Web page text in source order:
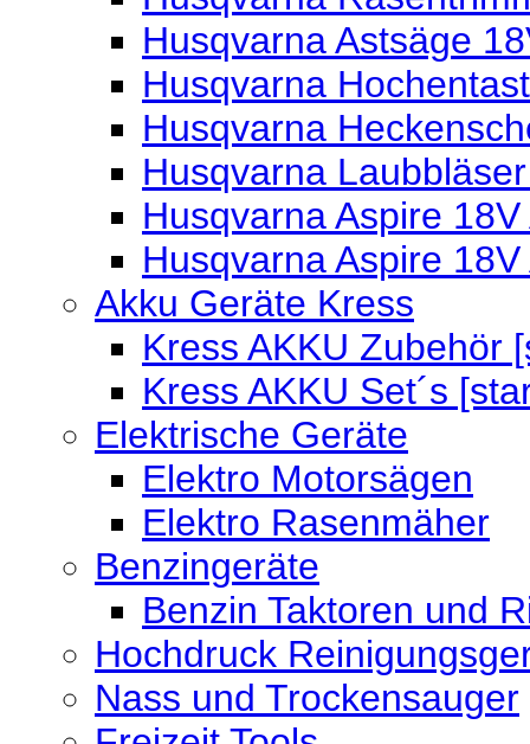
Husqvarna Astsäge
Husqvarna
Husqvarna
Husqvarna
Husqvarna Aspire
Husqvarna Aspire
Akku Geräte Kress
Kress AKKU Zubehör
Kress AKKU Set´s
Elektrische Geräte
Elektro Motorsägen
Elektro Rasenmäher
Benzingeräte
Benzin Taktoren und
Hochdruck
Nass und Trockensauger